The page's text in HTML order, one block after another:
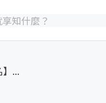
...